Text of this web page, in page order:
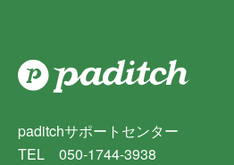
paditchサポートセンター
TEL 050-1744-3938